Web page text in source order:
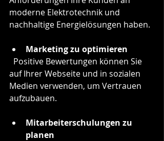
moderne Elektrotechnik und
nachhaltige Energielösungen haben.
Marketing zu optimieren
auf Ihrer Webseite und in sozialen
Medien verwenden, um Vertrauen
aufzubauen.
Mitarbeiterschulungen zu
planen